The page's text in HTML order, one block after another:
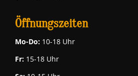
Öffnungszeiten
Mo-Do: 10-18 Uhr
Fr: 15-18 Uhr